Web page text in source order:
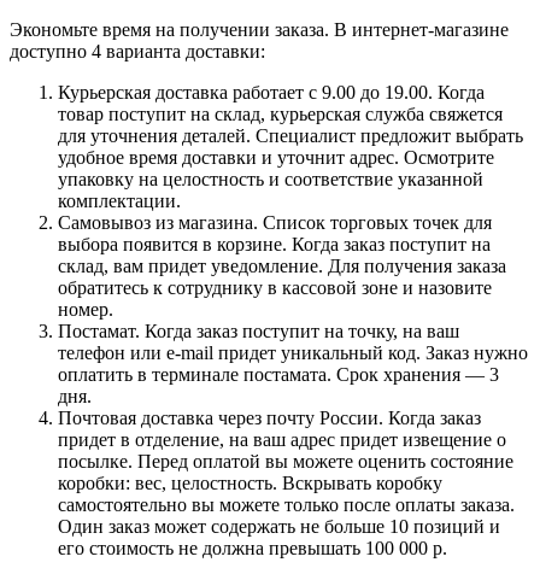
Экономьте время на получении заказа. В интернет-магазине
доступно 4 варианта доставки:
Курьерская доставка работает с 9.00 до 19.00. Когда
товар поступит на склад, курьерская служба свяжется
для уточнения деталей. Специалист предложит выбрать
удобное время доставки и уточнит адрес. Осмотрите
упаковку на целостность и соответствие указанной
комплектации.
Самовывоз из магазина. Список торговых точек для
выбора появится в корзине. Когда заказ поступит на
склад, вам придет уведомление. Для получения заказа
обратитесь к сотруднику в кассовой зоне и назовите
номер.
Постамат. Когда заказ поступит на точку, на ваш
телефон или e-mail придет уникальный код. Заказ нужно
оплатить в терминале постамата. Срок хранения — 3
дня.
Почтовая доставка через почту России. Когда заказ
придет в отделение, на ваш адрес придет извещение о
посылке. Перед оплатой вы можете оценить состояние
коробки: вес, целостность. Вскрывать коробку
самостоятельно вы можете только после оплаты заказа.
Один заказ может содержать не больше 10 позиций и
его стоимость не должна превышать 100 000 р.